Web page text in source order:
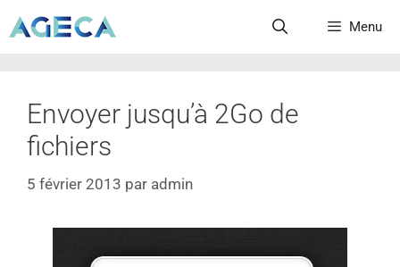
Menu
Envoyer jusqu’à 2Go de
fichiers
5 février 2013 par admin